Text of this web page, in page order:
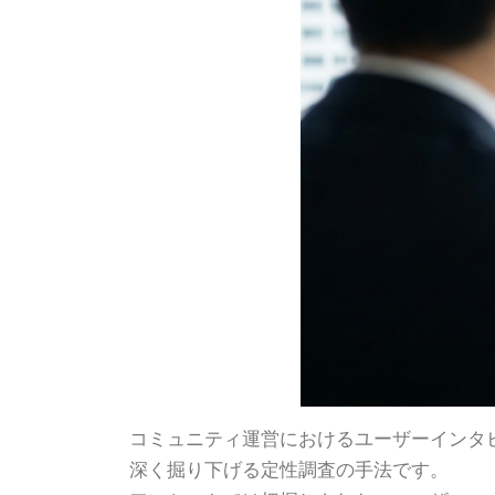
コミュニティ運営におけるユーザーイン
深く掘り下げる定性調査の手法です。